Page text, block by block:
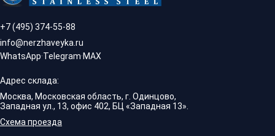
+7 (495) 374-55-88
info@nerzhaveyka.ru
WhatsApp·Telegram·MAX
Адрес склада:
Москва, Московская область, г. Одинцово,
Западная ул., 13, офис 402, БЦ «Западная 13».
Схема проезда